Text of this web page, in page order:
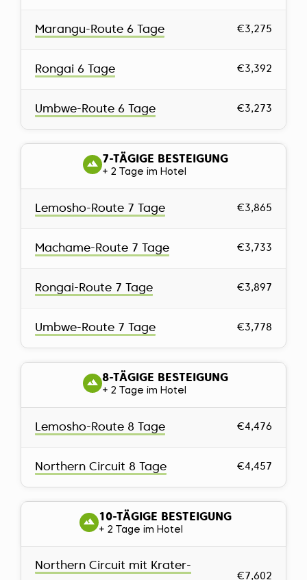
Marangu-Route 6 Tage €3,275
Rongai 6 Tage €3,392
Umbwe-Route 6 Tage €3,273
7-TÄGIGE BESTEIGUNG
+ 2 Tage im Hotel
Lemosho-Route 7 Tage €3,865
Machame-Route 7 Tage €3,733
Rongai-Route 7 Tage €3,897
Umbwe-Route 7 Tage €3,778
8-TÄGIGE BESTEIGUNG
+ 2 Tage im Hotel
Lemosho-Route 8 Tage €4,476
Northern Circuit 8 Tage €4,457
10-TÄGIGE BESTEIGUNG
+ 2 Tage im Hotel
Northern Circuit mit Krater-
€7,602